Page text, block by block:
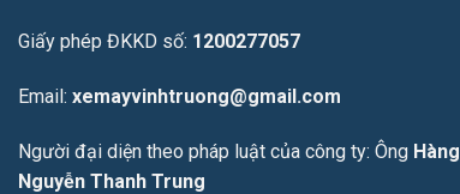
Giấy phép ĐKKD số: 1200277057
Email: xemayvinhtruong@gmail.com
Người đại diện theo pháp luật của công ty: Ông Hàng
Nguyễn Thanh Trung